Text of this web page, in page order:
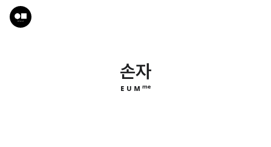
손자
ᴇ ᴜ ᴍ ᵐᵉ